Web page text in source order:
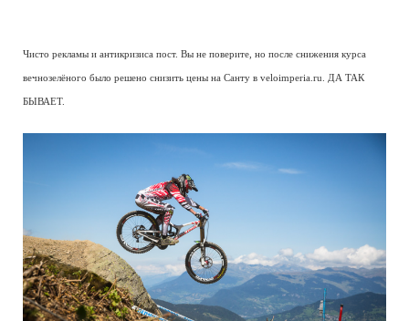
Чисто рекламы и антикризиса пост. Вы не поверите, но после снижения курса
вечнозелёного было решено снизить цены на Санту в veloimperia.ru. ДА ТАК
БЫВАЕТ.